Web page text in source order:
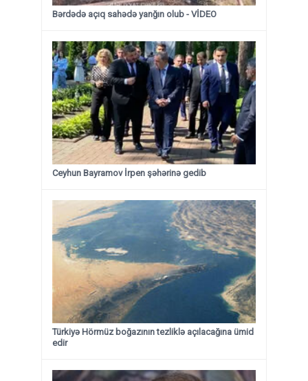
Bərdədə açıq sahədə yanğın olub - VİDEO
Ceyhun Bayramov İrpen şəhərinə gedib
Türkiyə Hörmüz boğazının tezliklə açılacağına ümid
edir